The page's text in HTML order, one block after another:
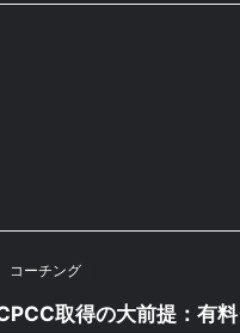
コーチング
取得の大前提：有